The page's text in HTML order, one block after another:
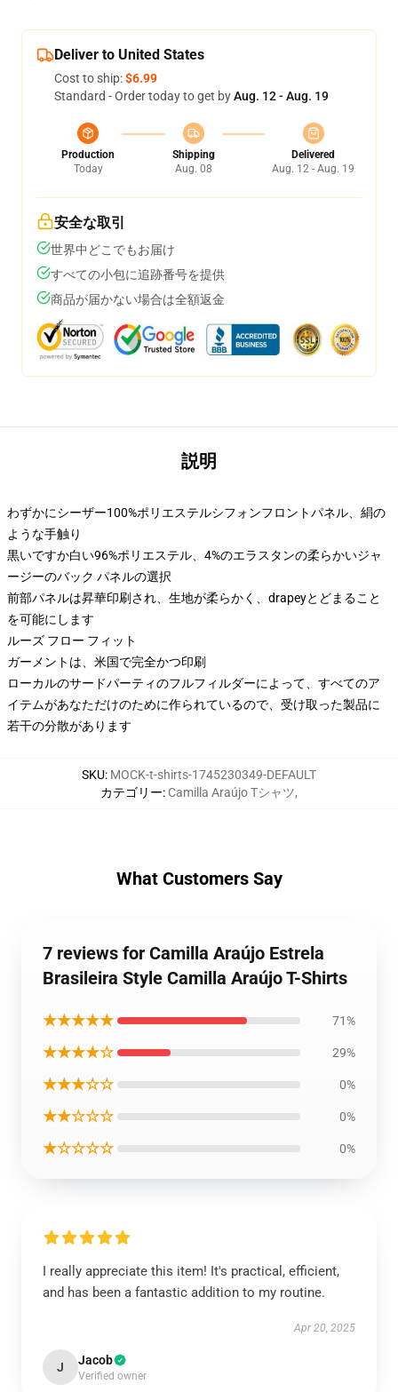
Deliver to United States
Cost to ship:$6.99
Standard - Order today to get byAug. 12 - Aug. 19
Production
Today
Shipping
Aug. 08
Delivered
Aug. 12 - Aug. 19
安全な取引
世界中どこでもお届け
すべての小包に追跡番号を提供
商品が届かない場合は全額返金
説明
わずかにシーザー100%ポリエステルシフォンフロントパネル、絹の
ような手触り
黒いですか白い96%ポリエステル、4%のエラスタンの柔らかいジャ
ージーのバック パネルの選択
前部パネルは昇華印刷され、生地が柔らかく、drapeyとどまること
を可能にします
ルーズ フロー フィット
ガーメントは、米国で完全かつ印刷
ローカルのサードパーティのフルフィルダーによって、すべてのア
イテムがあなただけのために作られているので、受け取った製品に
若干の分散があります
SKU: MOCK-t-shirts-1745230349-DEFAULT
カテゴリー: Camilla Araújo Tシャツ,
What Customers Say
7 reviews for Camilla Araújo Estrela
Brasileira Style Camilla Araújo T-Shirts
★★★★★ 71%
★★★★☆ 29%
★★★☆☆ 0%
★★☆☆☆ 0%
★☆☆☆☆ 0%
I really appreciate this item! It's practical, efficient,
and has been a fantastic addition to my routine.
Apr 20, 2025
J Jacob
Verified owner